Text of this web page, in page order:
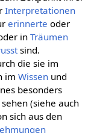
Interpretationen
erinnerte oder
in Träumen
sind.
die sie im
im Wissenund
besonders
(siehe auch
sich aus den